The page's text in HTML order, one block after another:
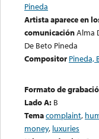
Pineda
Artista aparece en
comunicaciónAlma
De Beto Pineda
Compositor Pineda,
Formato de
Lado A: B
Temacomplaint,
money, luxuries